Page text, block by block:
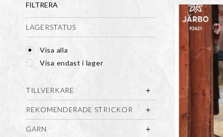
FILTRERA
LAGERSTATUS
Visa alla
Visa endast i lager
TILLVERKARE
REKOMENDERADE STRICKOR
GARN